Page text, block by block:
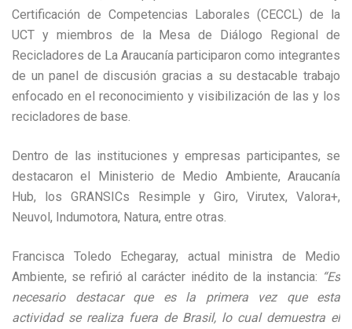
Certificación de Competencias Laborales (CECCL) de la
UCT y miembros de la Mesa de Diálogo Regional de
Recicladores de La Araucanía participaron como integrantes
de un panel de discusión gracias a su destacable trabajo
enfocado en el reconocimiento y visibilización de las y los
recicladores de base.
Dentro de las instituciones y empresas participantes, se
destacaron el Ministerio de Medio Ambiente, Araucanía
Hub, los GRANSICs Resimple y Giro, Virutex, Valora+,
Neuvol, Indumotora, Natura, entre otras.
Francisca Toledo Echegaray, actual ministra de Medio
Ambiente, se refirió al carácter inédito de la instancia: “Es
necesario destacar que es la primera vez que esta
actividad se realiza fuera de Brasil, lo cual demuestra el